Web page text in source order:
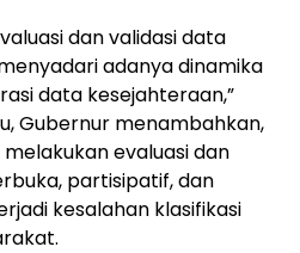
dan validasi data
adanya dinamika
data kesejahteraan,”
Gubernur menambahkan,
evaluasi dan
partisipatif, dan
kesalahan klasifikasi